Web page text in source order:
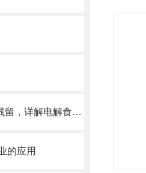
低运行成本+无有害残留，详解电解食盐水处理消毒设备在饮用水消毒中的核心优势
的应用